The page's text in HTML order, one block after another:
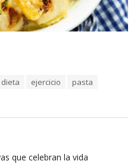
dieta ejercicio
pasta
que celebran la vida